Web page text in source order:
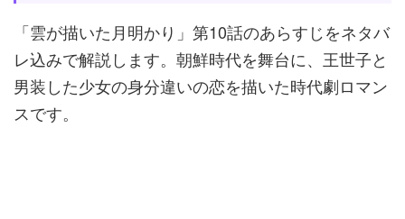
「雲が描いた月明かり」第10話のあらすじをネタバ
レ込みで解説します。朝鮮時代を舞台に、王世子と
男装した少女の身分違いの恋を描いた時代劇ロマン
スです。